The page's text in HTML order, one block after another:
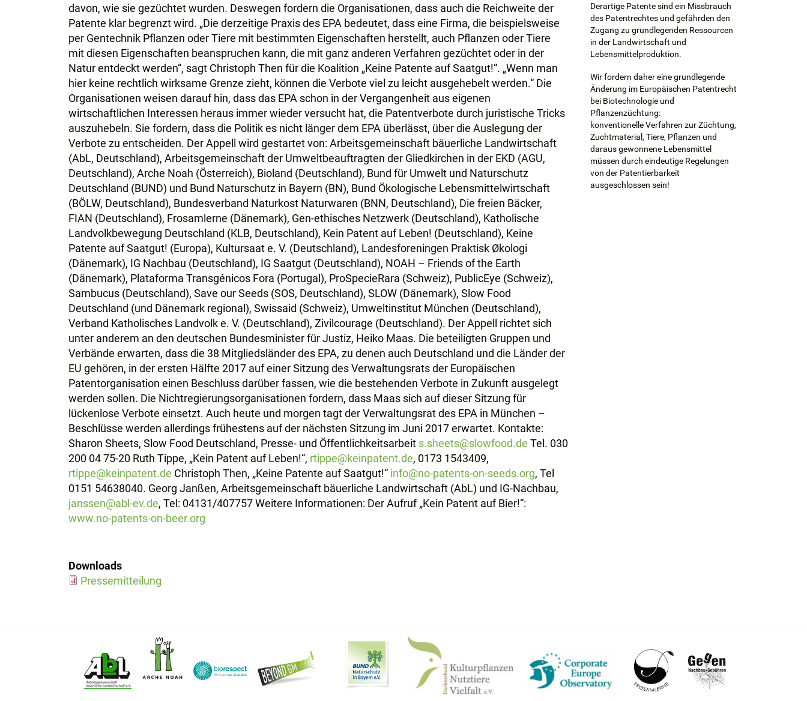
davon, wie sie gezüchtet wurden. Deswegen fordern die Organisationen, dass auch die Reichweite der
Patente klar begrenzt wird. „Die derzeitige Praxis des EPA bedeutet, dass eine Firma, die beispielsweise
per Gentechnik Pflanzen oder Tiere mit bestimmten Eigenschaften herstellt, auch Pflanzen oder Tiere
mit diesen Eigenschaften beanspruchen kann, die mit ganz anderen Verfahren gezüchtet oder in der
Natur entdeckt werden“, sagt Christoph Then für die Koalition „Keine Patente auf Saatgut!“. „Wenn man
hier keine rechtlich wirksame Grenze zieht, können die Verbote viel zu leicht ausgehebelt werden.“ Die
Organisationen weisen darauf hin, dass das EPA schon in der Vergangenheit aus eigenen
wirtschaftlichen Interessen heraus immer wieder versucht hat, die Patentverbote durch juristische Tricks
auszuhebeln. Sie fordern, dass die Politik es nicht länger dem EPA überlässt, über die Auslegung der
Verbote zu entscheiden. Der Appell wird gestartet von: Arbeitsgemeinschaft bäuerliche Landwirtschaft
(AbL, Deutschland), Arbeitsgemeinschaft der Umweltbeauftragten der Gliedkirchen in der EKD (AGU,
Deutschland), Arche Noah (Österreich), Bioland (Deutschland), Bund für Umwelt und Naturschutz
Deutschland (BUND) und Bund Naturschutz in Bayern (BN), Bund Ökologische Lebensmittelwirtschaft
(BÖLW, Deutschland), Bundesverband Naturkost Naturwaren (BNN, Deutschland), Die freien Bäcker,
FIAN (Deutschland), Frosamlerne (Dänemark), Gen-ethisches Netzwerk (Deutschland), Katholische
Landvolkbewegung Deutschland (KLB, Deutschland), Kein Patent auf Leben! (Deutschland), Keine
Patente auf Saatgut! (Europa), Kultursaat e. V. (Deutschland), Landesforeningen Praktisk Økologi
(Dänemark), IG Nachbau (Deutschland), IG Saatgut (Deutschland), NOAH – Friends of the Earth
(Dänemark), Plataforma Transgénicos Fora (Portugal), ProSpecieRara (Schweiz), PublicEye (Schweiz),
Sambucus (Deutschland), Save our Seeds (SOS, Deutschland), SLOW (Dänemark), Slow Food
Deutschland (und Dänemark regional), Swissaid (Schweiz), Umweltinstitut München (Deutschland),
Verband Katholisches Landvolk e. V. (Deutschland), Zivilcourage (Deutschland). Der Appell richtet sich
unter anderem an den deutschen Bundesminister für Justiz, Heiko Maas. Die beteiligten Gruppen und
Verbände erwarten, dass die 38 Mitgliedsländer des EPA, zu denen auch Deutschland und die Länder der
EU gehören, in der ersten Hälfte 2017 auf einer Sitzung des Verwaltungsrats der Europäischen
Patentorganisation einen Beschluss darüber fassen, wie die bestehenden Verbote in Zukunft ausgelegt
werden sollen. Die Nichtregierungsorganisationen fordern, dass Maas sich auf dieser Sitzung für
lückenlose Verbote einsetzt. Auch heute und morgen tagt der Verwaltungsrat des EPA in München –
Beschlüsse werden allerdings frühestens auf der nächsten Sitzung im Juni 2017 erwartet. Kontakte:
Sharon Sheets, Slow Food Deutschland, Presse- und Öffentlichkeitsarbeit s.sheets@slowfood.de Tel. 030
200 04 75-20 Ruth Tippe, „Kein Patent auf Leben!“, rtippe@keinpatent.de, 0173 1543409,
rtippe@keinpatent.de Christoph Then, „Keine Patente auf Saatgut!“ info@no-patents-on-seeds.org, Tel
0151 54638040. Georg Janßen, Arbeitsgemeinschaft bäuerliche Landwirtschaft (AbL) und IG-Nachbau,
janssen@abl-ev.de, Tel: 04131/407757 Weitere Informationen: Der Aufruf „Kein Patent auf Bier!“:
www.no-patents-on-beer.org
Downloads
Pressemitteilung
Derartige Patente sind ein Missbrauch
des Patentrechtes und gefährden den
Zugang zu grundlegenden Ressourcen
in der Landwirtschaft und
Lebensmittelproduktion.
Wir fordern daher eine grundlegende
Änderung im Europäischen Patentrecht
bei Biotechnologie und
Pflanzenzüchtung:
konventionelle Verfahren zur Züchtung,
Zuchtmaterial, Tiere, Pflanzen und
daraus gewonnene Lebensmittel
müssen durch eindeutige Regelungen
von der Patentierbarkeit
ausgeschlossen sein!